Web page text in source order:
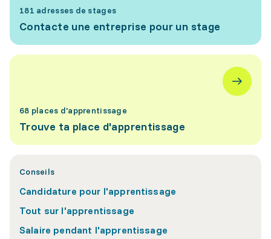
181 adresses de stages
Contacte une entreprise pour un stage
68 places d'apprentissage
Trouve ta place d'apprentissage
Conseils
Candidature pour l'apprentissage
Tout sur l'apprentissage
Salaire pendant l'apprentissage